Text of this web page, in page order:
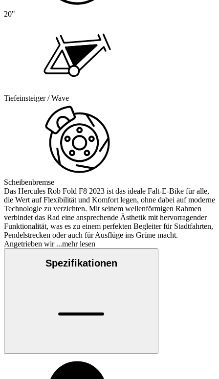
20"
Tiefeinsteiger / Wave
Scheibenbremse
Das Hercules Rob Fold F8 2023 ist das ideale Falt-E-Bike für alle,
die Wert auf Flexibilität und Komfort legen, ohne dabei auf moderne
Technologie zu verzichten. Mit seinem wellenförmigen Rahmen
verbindet das Rad eine ansprechende Ästhetik mit hervorragender
Funktionalität, was es zu einem perfekten Begleiter für Stadtfahrten,
Pendelstrecken oder auch für Ausflüge ins Grüne macht.
Angetrieben wir...mehr lesen
Spezifikationen